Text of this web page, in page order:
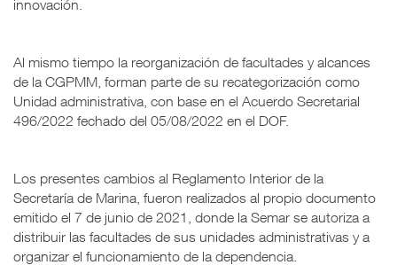
innovación.
Al mismo tiempo la reorganización de facultades y alcances
de la CGPMM, forman parte de su recategorización como
Unidad administrativa, con base en el Acuerdo Secretarial
496/2022 fechado del 05/08/2022 en el DOF.
Los presentes cambios al Reglamento Interior de la
Secretaría de Marina, fueron realizados al propio documento
emitido el 7 de junio de 2021, donde la Semar se autoriza a
distribuir las facultades de sus unidades administrativas y a
organizar el funcionamiento de la dependencia.